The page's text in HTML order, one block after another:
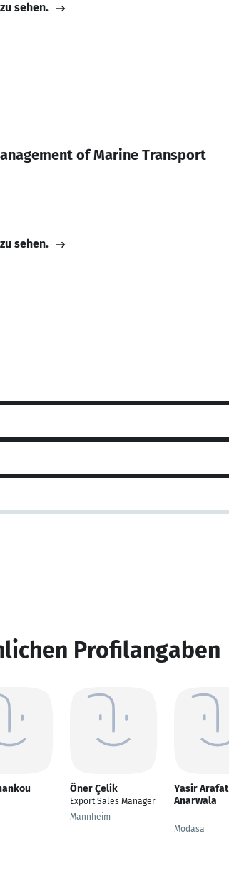
sehen.
of Marine Transport
sehen.
Profilangaben
Öner Çelik
Export Sales Manager
Mannheim
Yasir Arafat
Anarwala
---
Modāsa